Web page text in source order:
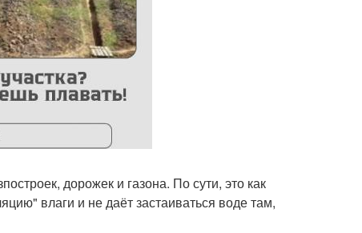
дорожек и газона. По сути, это как
влаги и не даёт застаиваться воде там,